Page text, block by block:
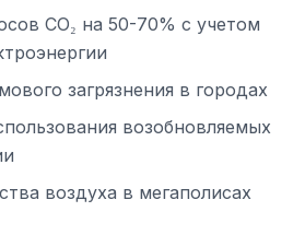
CO₂ на 50-70% с учетом
загрязнения в городах
возобновляемых
воздуха в мегаполисах